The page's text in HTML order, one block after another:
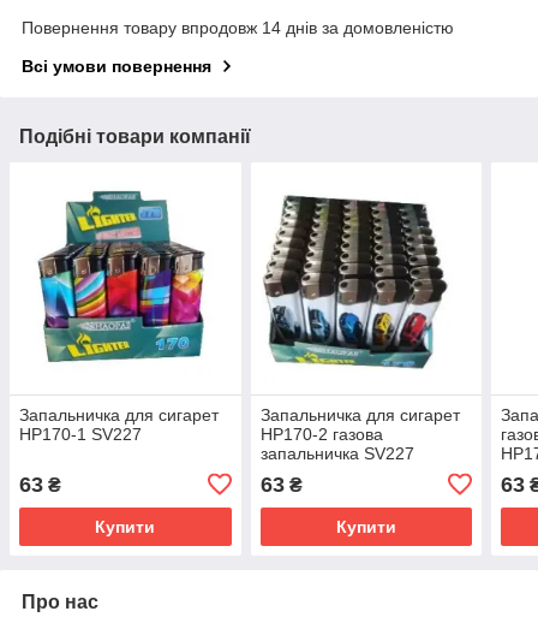
Повернення товару впродовж 14 днів за домовленістю
Всі умови повернення
Подібні товари компанії
Запальничка для сигарет
HP170-1 SV227
63 ₴
Купити
Запальничка для сигарет
HP170-2 газова
запальничка SV227
63₴
Купити
63
Про нас